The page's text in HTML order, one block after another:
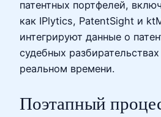
патентных портфелей,
как IPlytics, PatentSight и
интегрируют данные о
судебных
реальном времени.
Поэтапный